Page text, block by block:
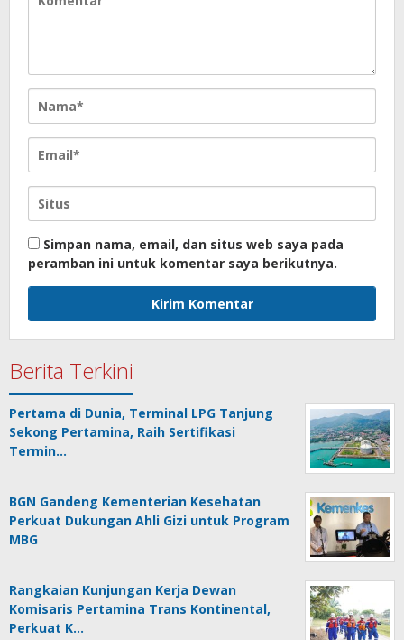
Simpan nama, email, dan situs web saya pada
peramban ini untuk komentar saya berikutnya.
Berita Terkini
Pertama di Dunia, Terminal LPG Tanjung
Sekong Pertamina, Raih Sertifikasi
Termin…
BGN Gandeng Kementerian Kesehatan
Perkuat Dukungan Ahli Gizi untuk Program
MBG
Rangkaian Kunjungan Kerja Dewan
Komisaris Pertamina Trans Kontinental,
Perkuat K…